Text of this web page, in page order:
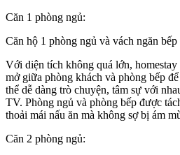
Căn 1 phòng ngủ:
Căn hộ 1 phòng ngủ và vách ngăn
Với diện tích không quá lớn,
mở giữa phòng khách và phòng bếp
thể dễ dàng trò chuyện, tâm sự với
TV. Phòng ngủ và phòng bếp được
thoải mái nấu ăn mà không sợ bị ám
Căn 2 phòng ngủ: